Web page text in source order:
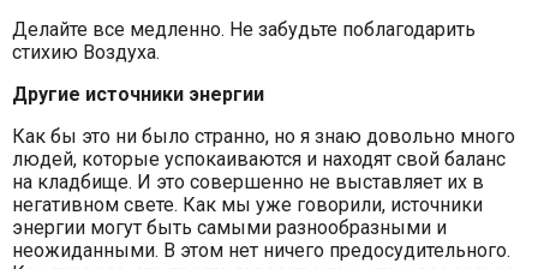
Делайте все медленно. Не забудьте поблагодарить
стихию Воздуха.
Другие источники энергии
Как бы это ни было странно, но я знаю довольно много
людей, которые успокаиваются и находят свой баланс
на кладбище. И это совершенно не выставляет их в
негативном свете. Как мы уже говорили, источники
энергии могут быть самыми разнообразными и
неожиданными. В этом нет ничего предосудительного.